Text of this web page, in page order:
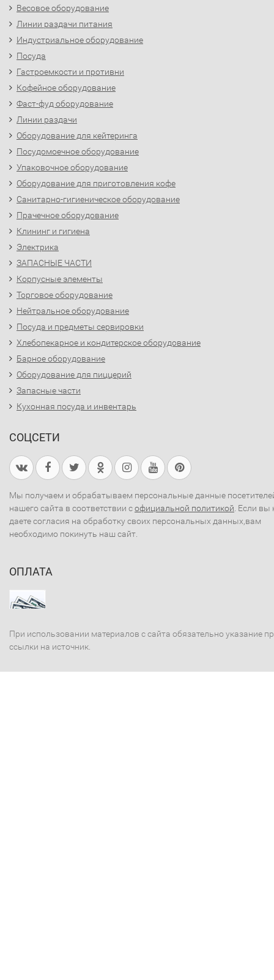
Весовое оборудование
Линии раздачи питания
Индустриальное оборудование
Посуда
Гастроемкости и противни
Кофейное оборудование
Фаст-фуд оборудование
Линии раздачи
Оборудование для кейтеринга
Посудомоечное оборудование
Упаковочное оборудование
Оборудование для приготовления кофе
Санитарно-гигиеническое оборудование
Прачечное оборудование
Клининг и гигиена
Электрика
ЗАПАСНЫЕ ЧАСТИ
Корпусные элементы
Торговое оборудование
Нейтральное оборудование
Посуда и предметы сервировки
Хлебопекарное и кондитерское оборудование
Барное оборудование
Оборудование для пиццерий
Запасные части
Кухонная посуда и инвентарь
СОЦСЕТИ
Мы получаем и обрабатываем персональные данные
нашего сайта в соответствии софициальной политикой . Если вы
даете согласия на обработку своих персональных данных,вам
необходимо покинуть наш сайт.
ОПЛАТА
При использовании материалов с сайта обязательно указание
ссылки на источник.